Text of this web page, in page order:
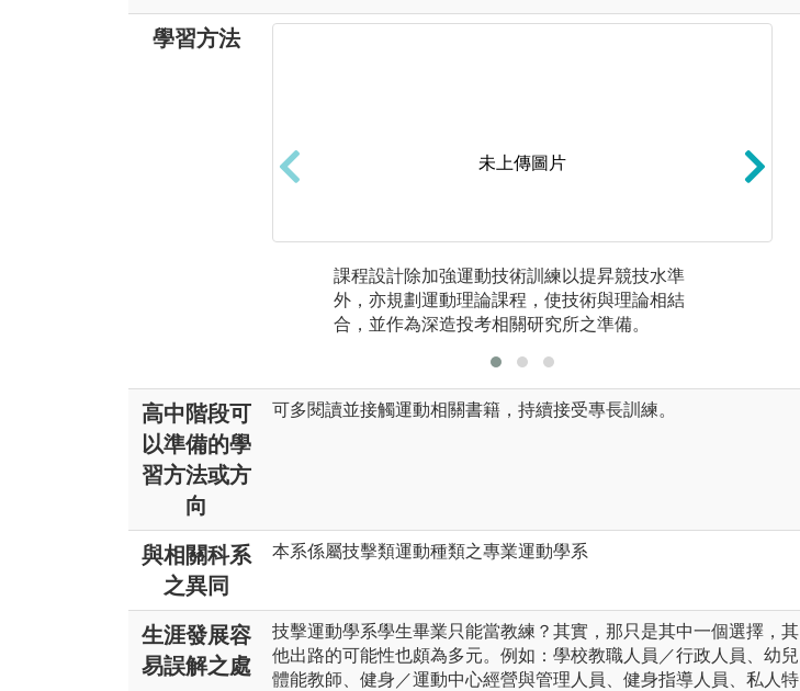
學習方法
未上傳圖片
課程設計除加強運動技術訓練以提昇競技水準
外，亦規劃運動理論課程，使技術與理論相結
合，並作為深造投考相關研究所之準備。
高中階段可
以準備的學
習方法或方
向
可多閱讀並接觸運動相關書籍，持續接受專長訓練。
與相關科系
之異同
本系係屬技擊類運動種類之專業運動學系
生涯發展容
易誤解之處
技擊運動學系學生畢業只能當教練？其實，那只是其中一個選擇，其
他出路的可能性也頗為多元。例如：學校教職人員／行政人員、幼兒
體能教師、健身／運動中心經營與管理人員、健身指導人員、私人特